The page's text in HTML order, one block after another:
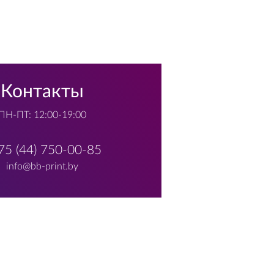
Контакты
ПТ: 12:00-19:00
(44) 750-00-85
info@bb-print.by